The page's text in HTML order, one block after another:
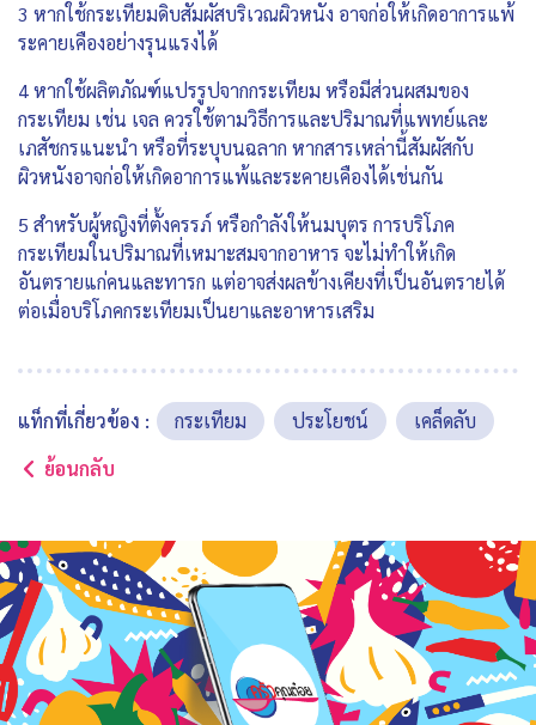
3 หากใช้กระเทียมดิบสัมผัสบริเวณผิวหนัง อาจก่อให้เกิดอาการแพ้
ระคายเคืองอย่างรุนแรงได้
4 หากใช้ผลิตภัณฑ์แปรรูปจากกระเทียม หรือมีส่วนผสมของ
กระเทียม เช่น เจล ควรใช้ตามวิธีการและปริมาณที่แพทย์และ
เภสัชกรแนะนำ หรือที่ระบุบนฉลาก หากสารเหล่านี้สัมผัสกับ
ผิวหนังอาจก่อให้เกิดอาการแพ้และระคายเคืองได้เช่นกัน
5 สำหรับผู้หญิงที่ตั้งครรภ์ หรือกำลังให้นมบุตร การบริโภค
กระเทียมในปริมาณที่เหมาะสมจากอาหาร จะไม่ทำให้เกิด
อันตรายแก่คนและทารก แต่อาจส่งผลข้างเคียงที่เป็นอันตรายได้
ต่อเมื่อบริโภคกระเทียมเป็นยาและอาหารเสริม
แท็กที่เกี่ยวข้อง : กระเทียม ประโยชน์
เคล็ดลับ
ย้อนกลับ